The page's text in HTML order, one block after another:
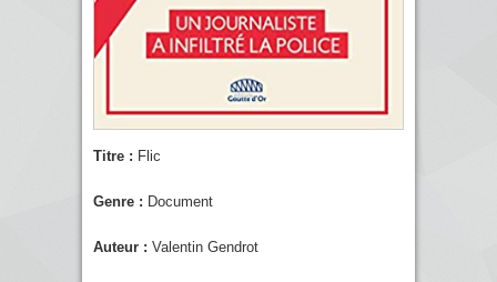
Titre : Flic
Genre : Document
Auteur : Valentin Gendrot